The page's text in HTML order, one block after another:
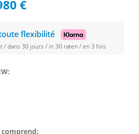
€
flexibilité
/ dans 30 jours / in 30 raten / en 3 fois
comprend: